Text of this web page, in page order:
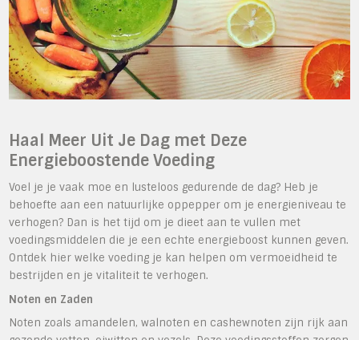
Haal Meer Uit Je Dag met Deze
Energieboostende Voeding
Voel je je vaak moe en lusteloos gedurende de dag? Heb je
behoefte aan een natuurlijke oppepper om je energieniveau te
verhogen? Dan is het tijd om je dieet aan te vullen met
voedingsmiddelen die je een echte energieboost kunnen geven.
Ontdek hier welke voeding je kan helpen om vermoeidheid te
bestrijden en je vitaliteit te verhogen.
Noten en Zaden
Noten zoals amandelen, walnoten en cashewnoten zijn rijk aan